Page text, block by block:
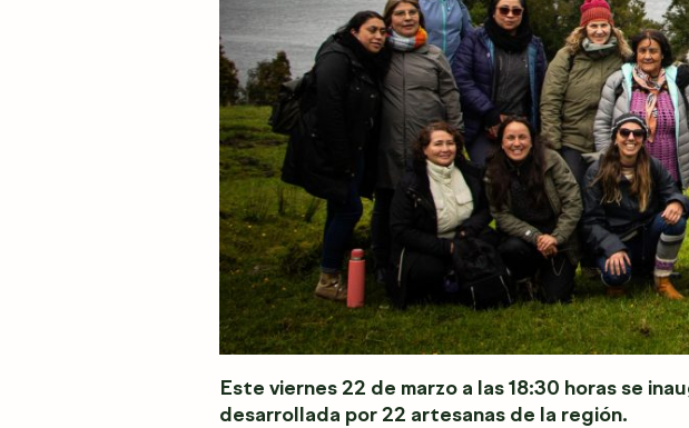
Este viernes 22 de marzo a las 18:30 horas se
desarrollada por 22 artesanas de la región.